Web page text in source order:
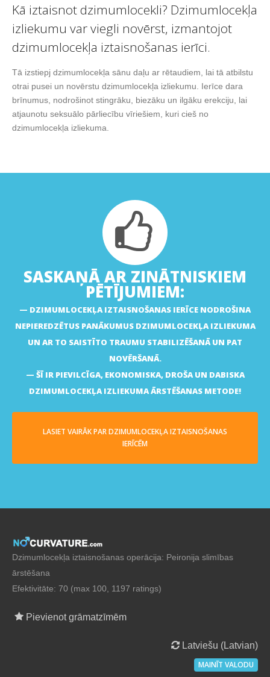
Kā iztaisnot dzimumlocekli? Dzimumlocekļa
izliekumu var viegli novērst, izmantojot
dzimumlocekļa iztaisnošanas ierīci.
Tā izstiepj dzimumlocekļa sānu daļu ar rētaudiem, lai tā atbilstu
otrai pusei un novērstu dzimumlocekļa izliekumu. Ierīce dara
brīnumus, nodrošinot stingrāku, biezāku un ilgāku erekciju, lai
atjaunotu seksuālo pārliecību vīriešiem, kuri cieš no
dzimumlocekļa izliekuma.
SASKAŅĀ AR ZINĀTNISKIEM
PĒTĪJUMIEM:
DZIMUMLOCEKĻA IZTAISNOŠANAS IERĪCE NODROŠINA
NEPIEREDZĒTUS PANĀKUMUS DZIMUMLOCEKĻA IZLIEKUMA
UN AR TO SAISTĪTO TRAUMU STABILIZĒŠANĀ UN PAT
NOVĒRŠANĀ.
ŠĪ IR PIEVILCĪGA, EKONOMISKA, DROŠA UN DABISKA
DZIMUMLOCEKĻA IZLIEKUMA ĀRSTĒŠANAS METODE!
LASIET VAIRĀK PAR DZIMUMLOCEKĻA IZTAISNOŠANAS
IERĪCĒM
Dzimumlocekļa iztaisnošanas operācija: Peironija slimības
ārstēšana
Efektivitāte: 70 (max 100, 1197 ratings)
Pievienot grāmatzīmēm
Latviešu (Latvian)
MAINĪT VALODU